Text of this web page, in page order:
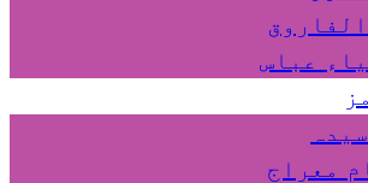
عباس
معراج